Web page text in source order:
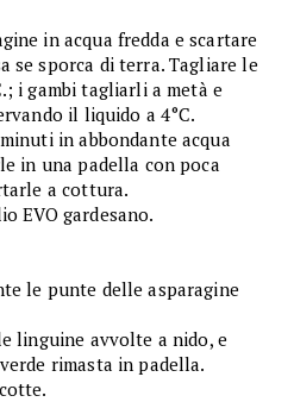
in acqua fredda e scartare
se sporca di terra. Tagliare le
i gambi tagliarli a metà e
il liquido a 4°C.
in abbondante acqua
in una padella con poca
a cottura.
EVO gardesano.
le punte delle asparagine
linguine avvolte a nido, e
rimasta in padella.